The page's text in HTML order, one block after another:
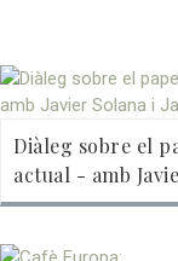
Diàleg sobre el
actual - amb